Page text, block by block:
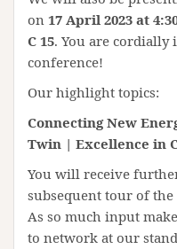
on 17 April 2023 at
C 15. You are cordially
conference!
Our highlight topics:
Connecting New
Twin | Excellence in
You will receive
subsequent tour of the
As so much input
to network at our